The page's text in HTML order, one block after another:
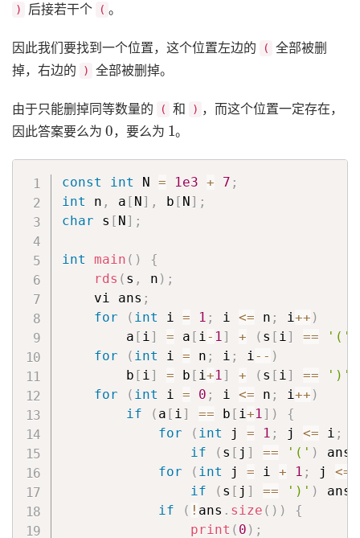
) 后接若干个 ( 。
因此我们要找到一个位置，这个位置左边的 (
全部被删
掉，右边的
) 全部被删掉。
由于只能删掉同等数量的 ( 和 ) ，而这个位置一定存在，
因此答案要么为
0
，要么为
1
。
const int N = 1e3 + 7 ;
int n , a [ N] , b [ N] ;
char s [ N] ;
int main ( )
{
rds ( s , n ) ;
    vi ans
;
for
( int i = 1 ; i <= n ; i++ )
        a
[ i] = a [ i- 1] + ( s [ i] == '('
for
( int i = n ; i ; i-- )
        b
[ i] = b [ i+1] + ( s [ i] == ')'
for
( int i = 0 ; i <= n ; i++ )
if
( a [ i] == b [ i+1] )
{
for
( int j = 1 ; j <= i ;
if
( s [ j ] == '(' ) ans
for
( int j = i + 1 ; j <=
if
( s [ j ] == ')' ) ans
if
( ! ans . size ( ) )
{
print ( 0 ) ;